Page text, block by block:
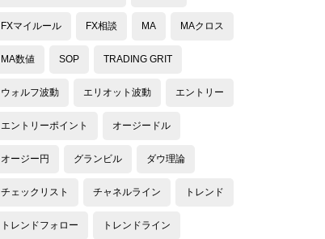
FXマイルール FX相談 MA MAクロス
MA数値 SOP TRADING GRIT
ウォルフ波動 エリオット波動 エントリー
エントリーポイント オージードル
オージー円 グランビル ダウ理論
チェックリスト チャネルライン トレンド
トレンドフォロー トレンドライン